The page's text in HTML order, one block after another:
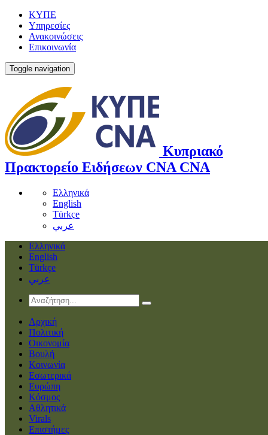
ΚΥΠΕ
Υπηρεσίες
Ανακοινώσεις
Επικοινωνία
Toggle navigation
Κυπριακό
Πρακτορείο Ειδήσεων CNA CNA
Ελληνικά
English
Türkçe
عربي
Ελληνικά
English
Türkçe
عربي
Αρχική
Πολιτική
Οικονομία
Βουλή
Κοινωνία
Εσωτερικά
Ευρώπη
Κόσμος
Αθλητικά
Virals
Επιστήμες